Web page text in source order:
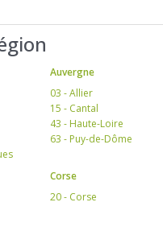
Auvergne
03 - Allier
15 - Cantal
43 - Haute-Loire
63 - Puy-de-Dôme
Corse
20 - Corse